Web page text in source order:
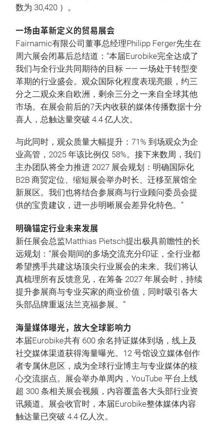
数为 30,420 ）。
一场由革新定义的贸易展会
Fairnamic有限公司董事总经理Philipp Ferger先生在
周六展会闭幕后总结道：“本届Eurobike完全达成了
我们与全行业共同期待的目标 —— 一场处于转型变
革期的行业盛会。观众国际化程度表现亮眼，约三
分之二观众来自欧洲，剩余三分之一来自全球其他
市场。在展会前后的7天内收获的媒体传播数据十分
喜人，总触达量突破 4.4 亿人次。
与此同时，观众质量大幅提升：71% 到场观众为企
业高管，2025 年该比例仅 58%。接下来数周，我们
主办团队将全力推进 2027 展会规划：明确国际化
B2B 商贸定位、缩短展会举办时长、迁移至展馆全
新展区。我们也将结合参展商与行业顾问委员会提
供的宝贵建议，进一步明晰展会差异化特色。”
明确锚定行业未来发展
新任展会总监Matthias Pietsch提出极具前瞻性的长
远规划：“展会期间的多场交流充分印证，全行业都
希望携手共建这场顶尖行业展会的未来。我们将认
真梳理所有反馈意见，在筹备 2027 年展会时，持续
提升参展商与专业买家的商业价值，同时吸引各大
头部品牌重返法兰克福参展。”
海量媒体曝光，放大全球影响力
本届Eurobike共有 600 余名持证媒体到场，线上及
社交媒体渠道获得海量曝光。12 号馆设立媒体创作
者专属休息区，成为全球行业博主与专业媒体的核
心交流据点。展会举办单周内，YouTube 平台上线
超 300 条相关展会视频，内容覆盖各大头部行业资
讯频道。展会收官时，本届Eurobike整体媒体内容
触达量已突破 4.4 亿人次。